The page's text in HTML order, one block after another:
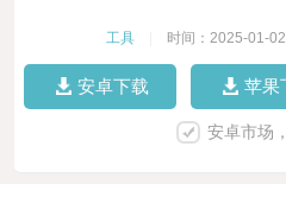
工具 时间：2025-01-02
安卓下载 苹果
安卓市场